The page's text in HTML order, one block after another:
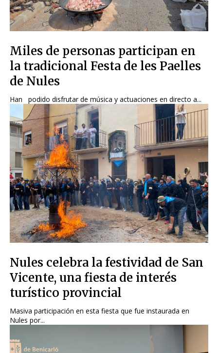
Miles de personas participan en
la tradicional Festa de les Paelles
de Nules
Han podido disfrutar de música y actuaciones en directo a...
Nules celebra la festividad de San
Vicente, una fiesta de interés
turístico provincial
Masiva participación en esta fiesta que fue instaurada en
Nules por...